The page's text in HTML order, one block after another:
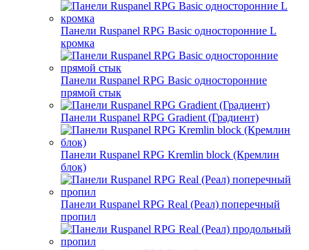
Панели Ruspanel RPG Basic односторонние L
кромка
Панели Ruspanel RPG Basic односторонние
прямой стык
Панели Ruspanel RPG Gradient (Градиент)
Панели Ruspanel RPG Kremlin block (Кремлин
блок)
Панели Ruspanel RPG Real (Реал) поперечный
пропил